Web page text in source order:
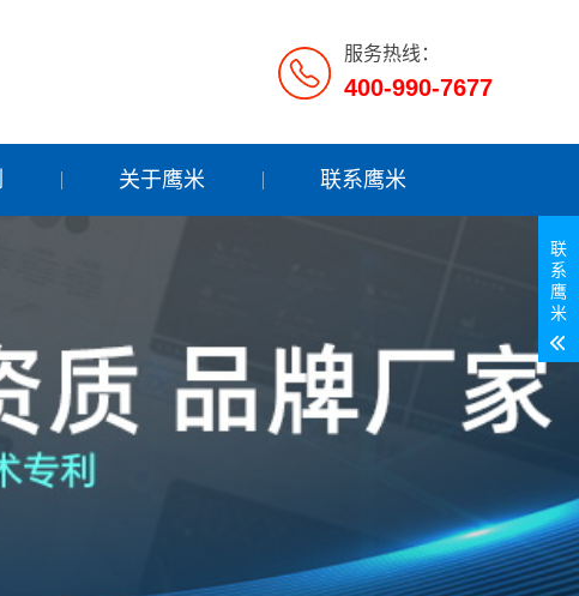
服务热线：
400-990-7677
关于鹰米 联系鹰米
联
系
鹰
米